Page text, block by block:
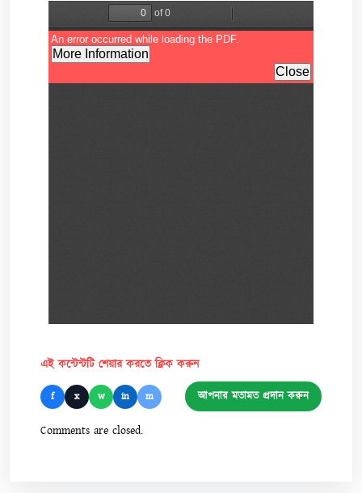
এই কন্টেন্টটি শেয়ার করতে ক্লিক করুন
f x w in m আপনার মতামত প্রদান করুন
Comments are closed.